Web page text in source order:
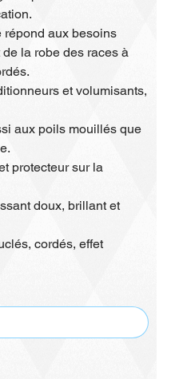
répond aux besoins
la robe des races à
et volumisants,
aux poils mouillés que
protecteur sur la
doux, brillant et
cordés, effet